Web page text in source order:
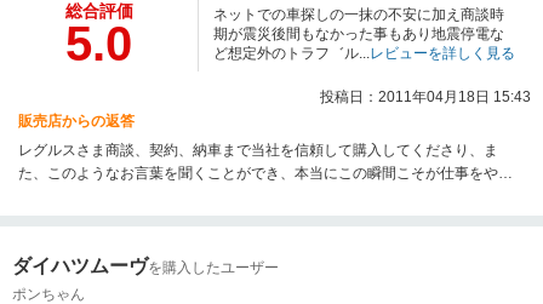
総合評価
5.0
ネットでの車探しの一抹の不安に加え商談時
期が震災後間もなかった事もあり地震停電な
ど想定外のトラフ゛ル...レビューを詳しく見る
投稿日：2011年04月18日 15:43
販売店からの返答
レグルスさま商談、契約、納車まで当社を信頼して購入してくださり、ま
た、このようなお言葉を聞くことができ、本当にこの瞬間こそが仕事をやっ
掛けした部分もあるかと思いますが、同じ日本列島、遠くありませんので、
何かお困りのことがありましたらおきがるに御連絡下さい。本当にありがと
う御座いました。
ダイハツムーヴを購入したユーザー
ポンちゃん